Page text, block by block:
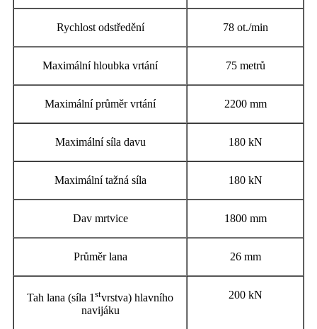
Rychlost odstředění 78 ot./min
Maximální hloubka vrtání 75 metrů
Maximální průměr vrtání 2200 mm
Maximální síla davu 180 kN
Maximální tažná síla 180 kN
Dav mrtvice 1800 mm
Průměr lana 26 mm
Tah lana (síla 1 stvrstva) hlavního
navijáku
200 kN